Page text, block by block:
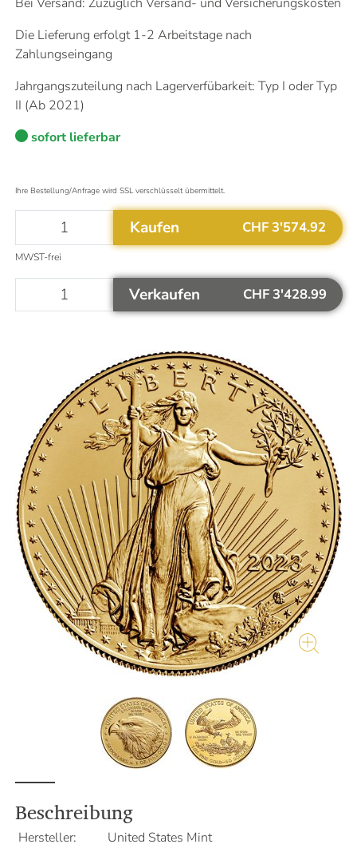
Aktualisiert um12:50Uhr
Mehr Informationen
Die Lieferung erfolgt 1-2 Arbeitstage nach
Zahlungseingang
Jahrgangszuteilung nach Lagerverfübarkeit: Typ I oder Typ
II (Ab 2021)
sofort lieferbar
Ihre Bestellung/Anfrage wird SSL verschlüsselt übermittelt.
Kaufen CHF 3'574.92
MWST-frei
Verkaufen CHF 3'428.99
Beschreibung
Hersteller:
United States Mint
Das könnte Sie auch interessieren
Warum ist Gold eine gute Investition?
Goldvreneli kaufen